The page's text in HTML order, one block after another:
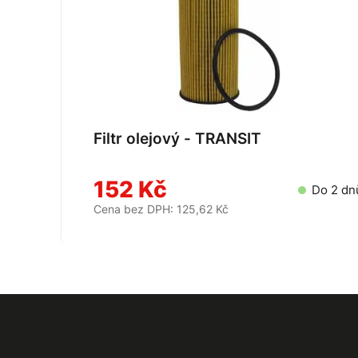
152 Kč Do 2
Cena bez DPH: 125,62 Kč